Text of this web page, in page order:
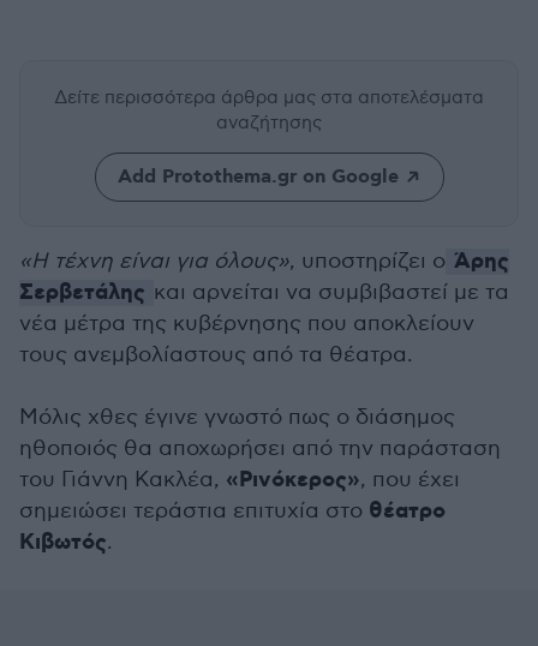
Δείτε περισσότερα άρθρα μας στα αποτελέσματα
αναζήτησης
Add Protothema.gr on Google
«Η τέχνη είναι για όλους», υποστηρίζει ο Άρης
Σερβετάλης και αρνείται να συμβιβαστεί με τα
νέα μέτρα της κυβέρνησης που αποκλείουν
τους ανεμβολίαστους από τα θέατρα.
Μόλις χθες έγινε γνωστό πως ο διάσημος
ηθοποιός θα αποχωρήσει από την παράσταση
του Γιάννη Κακλέα, «Ρινόκερος», που έχει
σημειώσει τεράστια επιτυχία στο θέατρο
Κιβωτός.